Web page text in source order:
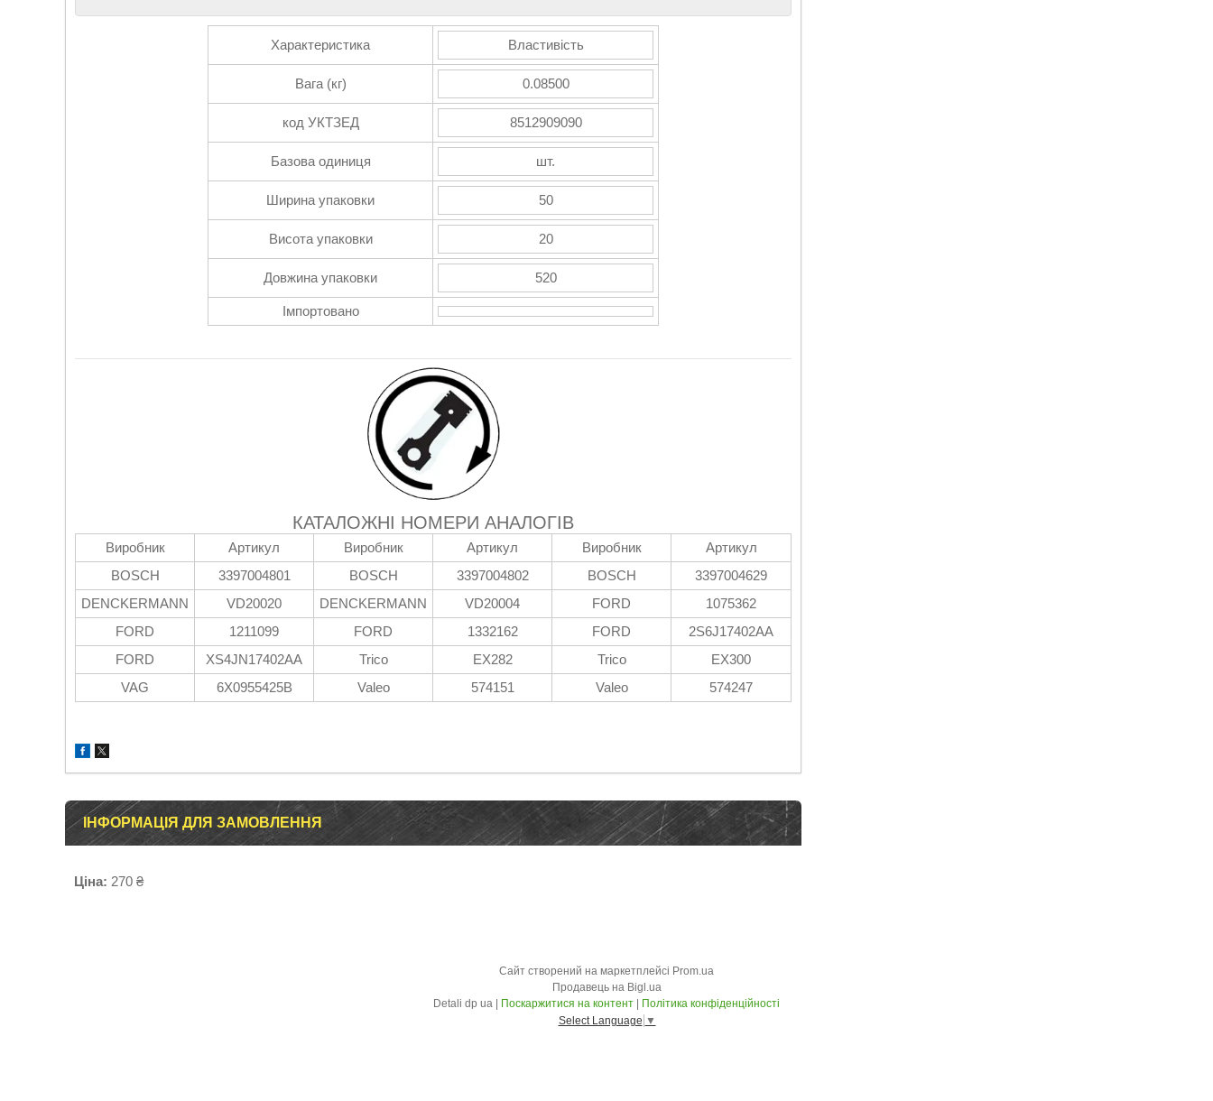
Характеристика Властивість
Вага (кг) 0.08500
код УКТЗЕД 8512909090
Базова одиниця шт.
Ширина упаковки 50
Висота упаковки 20
Довжина упаковки 520
Імпортовано
КАТАЛОЖНІ НОМЕРИ АНАЛОГІВ
Виробник Артикул Виробник Артикул Виробник
Артикул
BOSCH
3397004801 BOSCH 3397004802 BOSCH
3397004629
DENCKERMANN
VD20020 DENCKERMANN VD20004 FORD
1075362
FORD
1211099 FORD 1332162 FORD
2S6J17402AA
FORD
XS4JN17402AA Trico EX282 Trico
EX300
VAG
6X0955425B Valeo 574151 Valeo 574247
ІНФОРМАЦІЯ ДЛЯ ЗАМОВЛЕННЯ
Ціна: 270 ₴
Сайт створений на маркетплейсі Prom.ua
Продавець на Bigl.ua
Поскаржитися на контент
Політика конфіденційності
Select Language ▼